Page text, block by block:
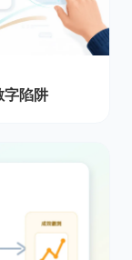
字陷阱